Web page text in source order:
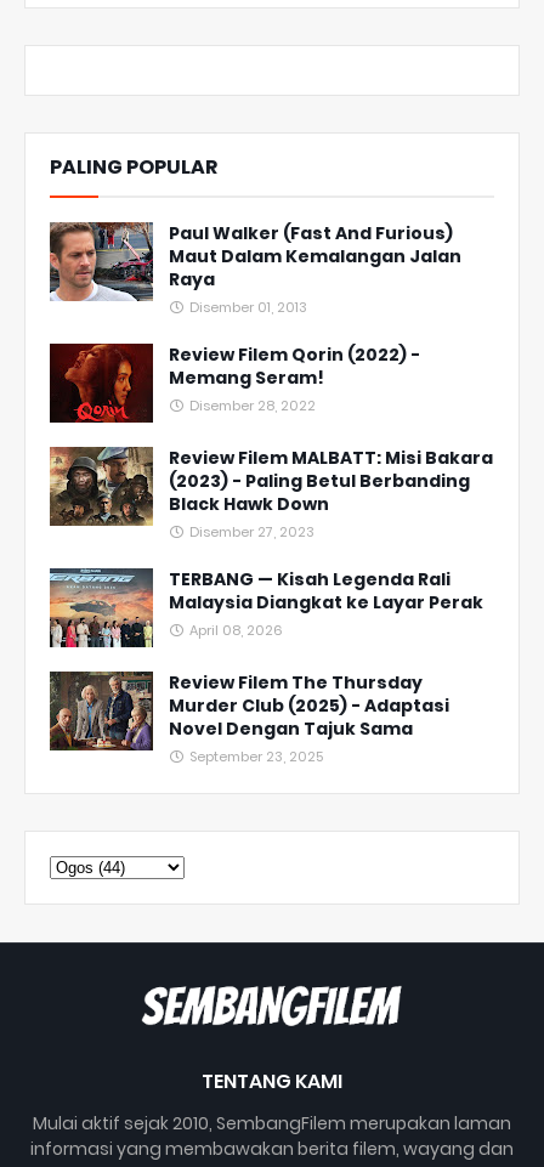
PALING POPULAR
Paul Walker (Fast And Furious)
Maut Dalam Kemalangan Jalan
Raya
Disember 01, 2013
Review Filem Qorin (2022) -
Memang Seram!
Disember 28, 2022
Review Filem MALBATT: Misi Bakara
(2023) - Paling Betul Berbanding
Black Hawk Down
Disember 27, 2023
TERBANG — Kisah Legenda Rali
Malaysia Diangkat ke Layar Perak
April 08, 2026
Review Filem The Thursday
Murder Club (2025) - Adaptasi
Novel Dengan Tajuk Sama
September 23, 2025
TENTANG KAMI
Mulai aktif sejak 2010, SembangFilem merupakan laman
informasi yang membawakan berita filem, wayang dan